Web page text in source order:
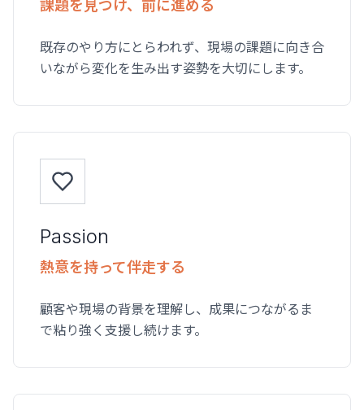
課題を見つけ、前に進める
既存のやり方にとらわれず、現場の課題に向き合
いながら変化を生み出す姿勢を大切にします。
Passion
熱意を持って伴走する
顧客や現場の背景を理解し、成果につながるま
で粘り強く支援し続けます。